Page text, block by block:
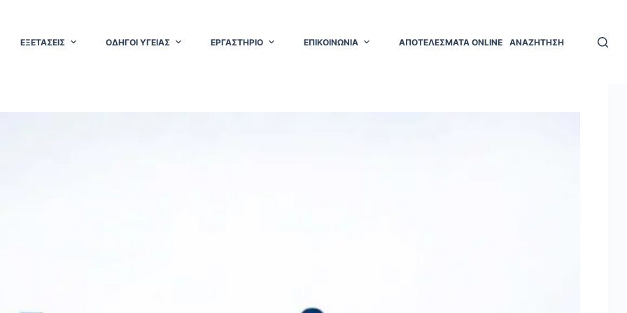
ΕΞΕΤΑΣΕΙΣ ΟΔΗΓΟΙ ΥΓΕΙΑΣ ΕΡΓΑΣΤΗΡΙΟ ΕΠΙΚΟΙΝΩΝΙΑ ΑΠΟΤΕΛΕΣΜΑΤΑ ONLINE ΑΝΑΖΗΤΗΣΗ